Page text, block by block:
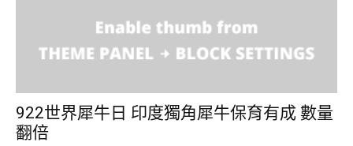
922世界犀牛日 印度獨角犀牛保育有成 數量
翻倍